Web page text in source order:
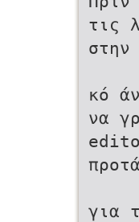
τις
κό
να
για